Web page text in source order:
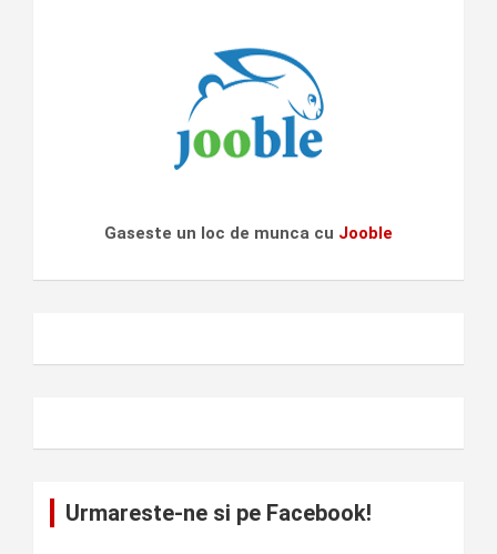
Gaseste un loc de munca cu Jooble
Urmareste-ne si pe Facebook!